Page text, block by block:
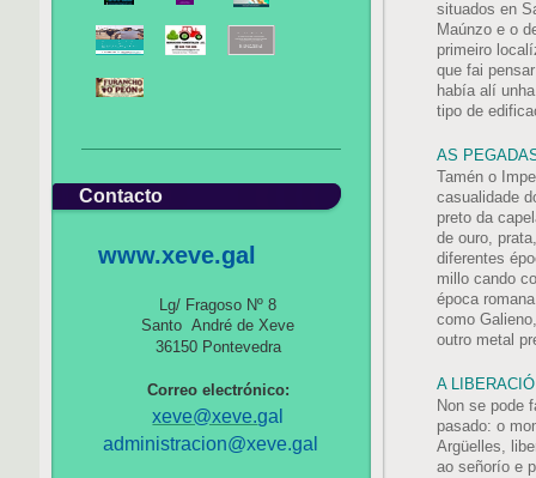
situados en
Maúnzo e o
primeiro
que fai
había alí
tipo de
AS
Tamén o
casualidade
preto da
de ouro,
diferentes
millo cando
época
como
outro metal
A
Non se pode
pasado: o
Argüelles,
ao señorío e
Contacto
www.xeve.gal
Lg/ Fragoso Nº 8
Santo André de Xeve
36150 Pontevedra
Correo electrónico:
xeve@xeve.gal
administracion@xeve.gal